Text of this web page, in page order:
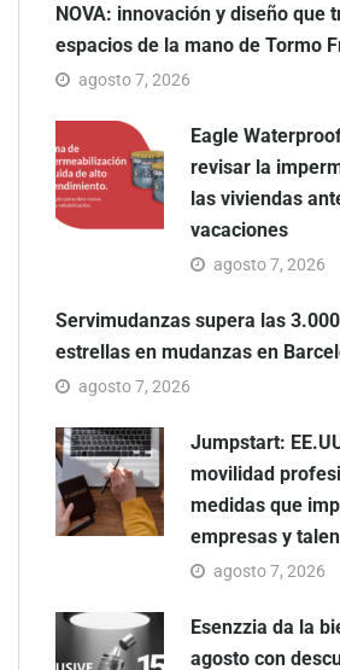
NOVA: innovación y diseño que
espacios de la mano de Tormo
agosto 7, 2026
Eagle
revisar la
las viviendas
vacaciones
agosto 7, 2026
Servimudanzas supera las
estrellas en mudanzas en
agosto 7, 2026
Jumpstart:
movilidad
medidas que
empresas y
agosto 7, 2026
Esenzzia da la
agosto con